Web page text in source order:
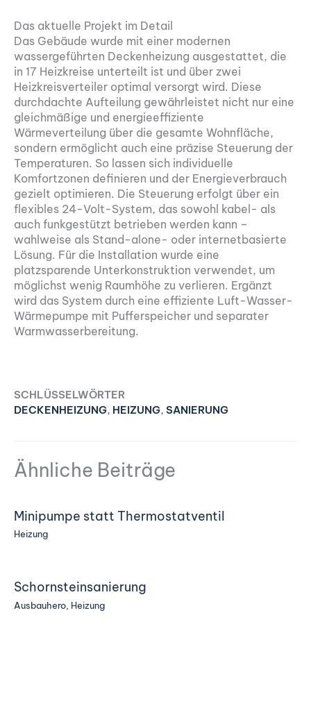
Das aktuelle Projekt im Detail
Das Gebäude wurde mit einer modernen
wassergeführten Deckenheizung ausgestattet, die
in 17 Heizkreise unterteilt ist und über zwei
Heizkreisverteiler optimal versorgt wird. Diese
durchdachte Aufteilung gewährleistet nicht nur eine
gleichmäßige und energieeffiziente
Wärmeverteilung über die gesamte Wohnfläche,
sondern ermöglicht auch eine präzise Steuerung der
Temperaturen. So lassen sich individuelle
Komfortzonen definieren und der Energieverbrauch
gezielt optimieren. Die Steuerung erfolgt über ein
flexibles 24-Volt-System, das sowohl kabel- als
auch funkgestützt betrieben werden kann –
wahlweise als Stand-alone- oder internetbasierte
Lösung. Für die Installation wurde eine
platzsparende Unterkonstruktion verwendet, um
möglichst wenig Raumhöhe zu verlieren. Ergänzt
wird das System durch eine effiziente Luft-Wasser-
Wärmepumpe mit Pufferspeicher und separater
Warmwasserbereitung.
SCHLÜSSELWÖRTER
DECKENHEIZUNG, HEIZUNG, SANIERUNG
Ähnliche Beiträge
Minipumpe statt Thermostatventil
Heizung
Schornsteinsanierung
Ausbauhero Heizung